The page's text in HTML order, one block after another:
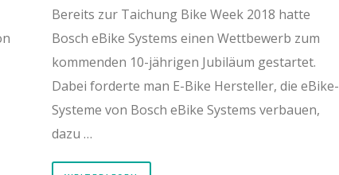
Bereits zur Taichung Bike Week 2018 hatte
Bosch eBike Systems einen Wettbewerb zum
kommenden 10-jährigen Jubiläum gestartet.
Dabei forderte man E-Bike Hersteller, die eBike-
Systeme von Bosch eBike Systems verbauen,
dazu …